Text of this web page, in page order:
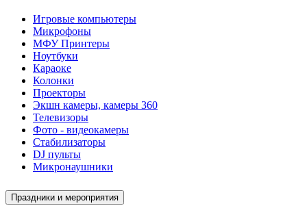
Игровые компьютеры
Микрофоны
МФУ Принтеры
Ноутбуки
Караоке
Колонки
Проекторы
Экшн камеры, камеры 360
Телевизоры
Фото - видеокамеры
Стабилизаторы
DJ пульты
Микронаушники
Праздники и мероприятия